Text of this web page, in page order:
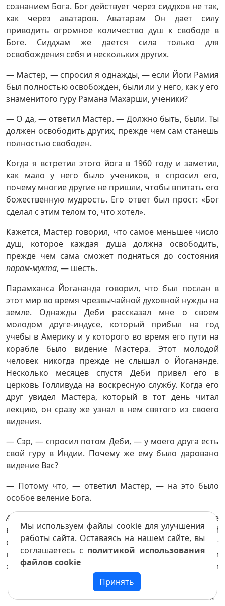
сознанием Бога. Бог действует через сиддхов не так,
как через аватаров. Аватарам Он дает силу
приводить огромное количество душ к свободе в
Боге. Сиддхам же дается сила только для
освобождения себя и нескольких других.
— Мастер, — спросил я однажды, — если Йоги Рамия
был полностью освобожден, были ли у него, как у его
знаменитого гуру Рамана Махарши, ученики?
— О да, — ответил Мастер. — Должно быть, были. Ты
должен освободить других, прежде чем сам станешь
полностью свободен.
Когда я встретил этого йога в 1960 году и заметил,
как мало у него было учеников, я спросил его,
почему многие другие не пришли, чтобы впитать его
божественную мудрость. Его ответ был прост: «Бог
сделал с этим телом то, что хотел».
Кажется, Мастер говорил, что самое меньшее число
душ, которое каждая душа должна освободить,
прежде чем сама сможет подняться до состояния
парам-мукта, — шесть.
Парамханса Йогананда говорил, что был послан в
этот мир во время чрезвычайной духовной нужды на
земле. Однажды Деби рассказал мне о своем
молодом друге-индусе, который прибыл на год
учебы в Америку и у которого во время его пути на
корабле было видение Мастера. Этот молодой
человек никогда прежде не слышал о Йогананде.
Несколько месяцев спустя Деби привел его в
церковь Голливуда на воскресную службу. Когда его
друг увидел Мастера, который в тот день читал
лекцию, он сразу же узнал в нем святого из своего
видения.
— Сэр, — спросил потом Деби, — у моего друга есть
свой гуру в Индии. Почему же ему было даровано
видение Вас?
— Потому что, — ответил Мастер, — на это было
особое веление Бога.
Аватар
, в отличие от большинства святых, которые
все еще заняты завоеванием собственной
окончательной свободы от спиралей майи, может
выглядеть привлекательно человечным и
жизнеутверждающим. Однако в своей человечности
он предлагает человечеству новый взгляд на то, что
на самом деле означает в духовном смысле быть
человеком. Люди обычно отождествляют свою
Мы используем файлы cookie для улучшения
работы сайта. Оставаясь на нашем сайте, вы
соглашаетесь с политикой использования
файлов cookie
Принять
Вперед